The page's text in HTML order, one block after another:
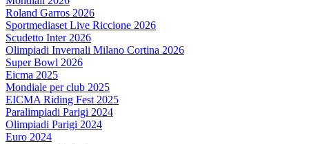
Roland Garros 2026
Sportmediaset Live Riccione 2026
Scudetto Inter 2026
Olimpiadi Invernali Milano Cortina 2026
Super Bowl 2026
Eicma 2025
Mondiale per club 2025
EICMA Riding Fest 2025
Paralimpiadi Parigi 2024
Olimpiadi Parigi 2024
Euro 2024